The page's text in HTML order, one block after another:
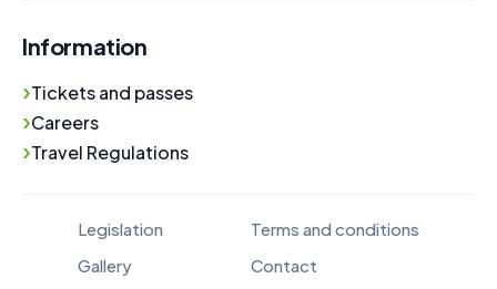
Information
›Tickets and passes
›Careers
›Travel Regulations
Legislation
Terms and conditions
Gallery
Contact